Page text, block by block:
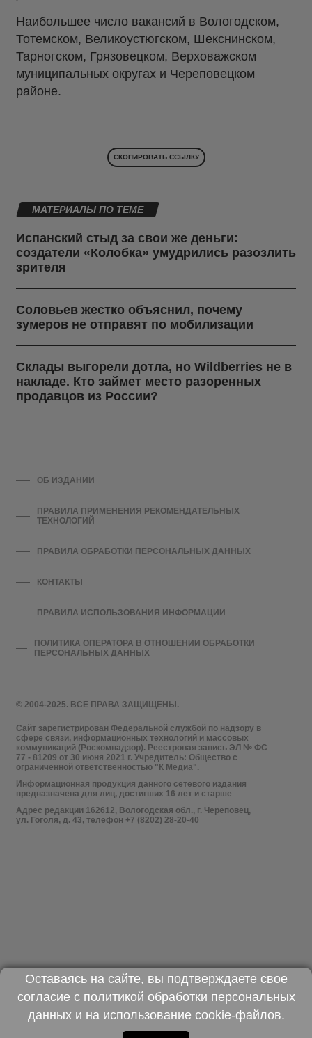
Наибольшее число вакансий в Вологодском,
Тотемском, Великоустюгском, Шекснинском,
Тарногском, Грязовецком, Верховажском
муниципальных округах и Череповецком
районе.
СКОПИРОВАТЬ ССЫЛКУ
МАТЕРИАЛЫ ПО ТЕМЕ
Испанский стыд за свои же деньги:
создатели «Колобка» умудрились разозлить
зрителя
Соловьев жестко объяснил, почему
зумеров не отправят по мобилизации
Склады выгорели дотла, но Wildberries не в
накладе. Кто займет место разоренных
продавцов из России?
© 2004-2025. ВСЕ ПРАВА ЗАЩИЩЕНЫ.
Сайт зарегистрирован Федеральной службой по надзору в
сфере связи, информационных технологий и массовых
коммуникаций (Роскомнадзор). Реестровая запись ЭЛ № ФС
77 - 81209 от 30 июня 2021 г. Учредитель: Общество с
ограниченной ответственностью "К Медиа".
Информационная продукция данного сетевого издания
предназначена для лиц, достигших 16 лет и старше
Адрес редакции 162612, Вологодская обл., г. Череповец,
ул. Гоголя, д. 43, телефон +7 (8202) 28-20-40
ОБ ИЗДАНИИ
ПРАВИЛА ПРИМЕНЕНИЯ РЕКОМЕНДАТЕЛЬНЫХ
ТЕХНОЛОГИЙ
ПРАВИЛА ОБРАБОТКИ ПЕРСОНАЛЬНЫХ ДАННЫХ
КОНТАКТЫ
ПРАВИЛА ИСПОЛЬЗОВАНИЯ ИНФОРМАЦИИ
ПОЛИТИКА ОПЕРАТОРА В ОТНОШЕНИИ ОБРАБОТКИ
ПЕРСОНАЛЬНЫХ ДАННЫХ
Оставаясь на сайте, вы подтверждаете свое
согласие с политикой обработки персональных
данныхи на использование cookie-файлов.